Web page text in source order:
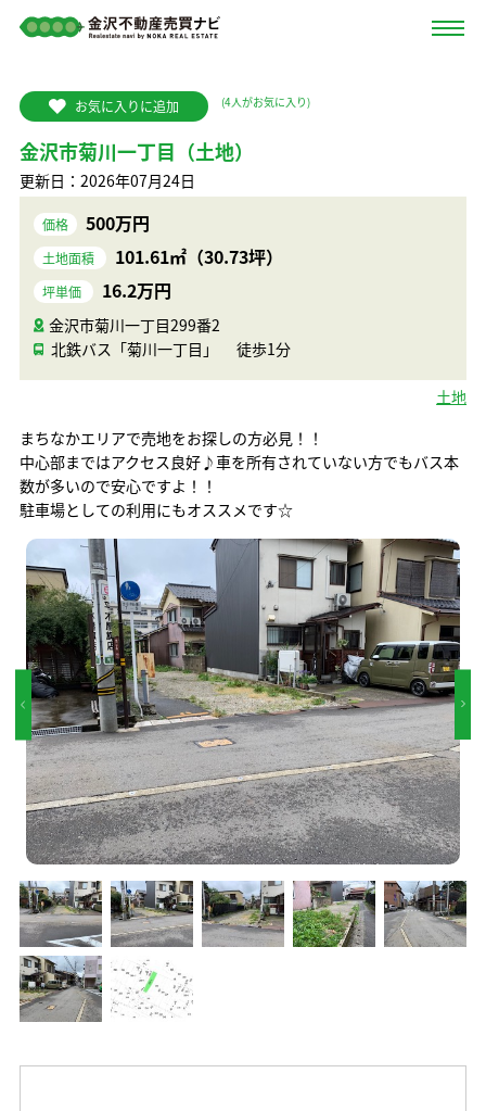
金沢市菊川一丁目（土地）
お気に入りに追加 (4人がお気に入り)
更新日：2026年07月24日
価格 500万円
土地面積 101.61㎡（30.73坪）
坪単価 16.2万円
金沢市菊川一丁目299番2
北鉄バス「菊川一丁目」 徒歩1分
土地
まちなかエリアで売地をお探しの方必見！！
中心部まではアクセス良好♪車を所有されていない方でもバス本
数が多いので安心ですよ！！
駐車場としての利用にもオススメです☆